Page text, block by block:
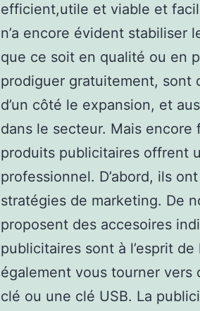
efficient,utile et viable et
n’a encore évident stabiliser
que ce soit en qualité ou en
prodiguer gratuitement, sont
d’un côté le expansion, et
dans le secteur. Mais encore
produits publicitaires offrent
professionnel. D’abord, ils
stratégies de marketing. De
proposent des accesoires
publicitaires sont à l’esprit
également vous tourner vers
clé ou une clé USB. La